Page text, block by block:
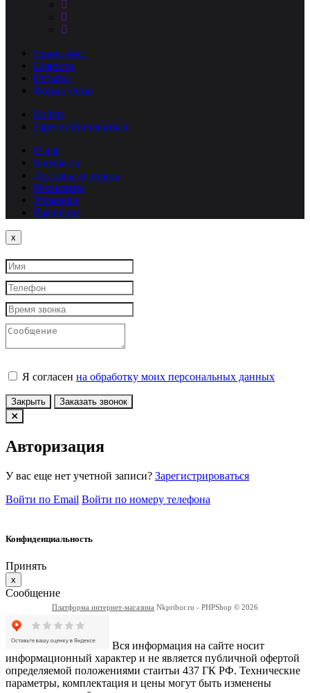
Прайс-лист
Новости
Отзывы
Форма связи
Войти
Зарегистрироваться
О нас
Контакты
Доставка и оплата
Реквизиты
Упаковка
Вакансии
x
Я согласен на обработку моих персональных данных
Закрыть Заказать звонок
Авторизация
У вас еще нет учетной записи? Зарегистрироваться
Войти по Email Войти по номеру телефона
Конфиденциальность
Принять
x
Сообщение
Платформа интернет-магазина Nkpribor.ru - PHPShop © 2026
Вся информация на сайте носит
информационный характер и не является публичной офертой
определяемой положениями стаитьи 437 ГК РФ. Технические
параметры, комплектация и цены могут быть изменены